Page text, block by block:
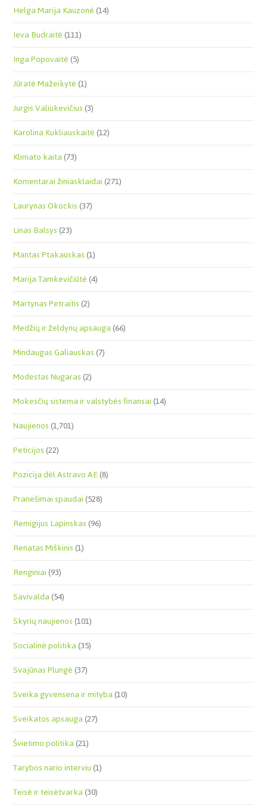
Helga Marija Kauzonė(14)
Ieva Budraitė(111)
Inga Popovaitė(5)
Jūratė Mažeikytė(1)
Jurgis Valiukevičius(3)
Karolina Kukliauskaitė(12)
Klimato kaita(73)
Komentarai žiniasklaidai(271)
Laurynas Okockis(37)
Linas Balsys(23)
Mantas Ptakauskas(1)
Marija Tamkevičiūtė(4)
Martynas Petraitis(2)
Medžių ir želdynų apsauga(66)
Mindaugas Galiauskas(7)
Modestas Nugaras(2)
Mokesčių sistema ir valstybės finansai(14)
Naujienos(1,701)
Peticijos(22)
Pozicija dėl Astravo AE(8)
Pranešimai spaudai(528)
Remigijus Lapinskas(96)
Renatas Miškinis(1)
Renginiai(93)
Savivalda(54)
Skyrių naujienos(101)
Socialinė politika(35)
Svajūnas Plungė(37)
Sveika gyvensena ir mityba(10)
Sveikatos apsauga(27)
Švietimo politika(21)
Tarybos nario interviu(1)
Teisė ir teisėtvarka(30)